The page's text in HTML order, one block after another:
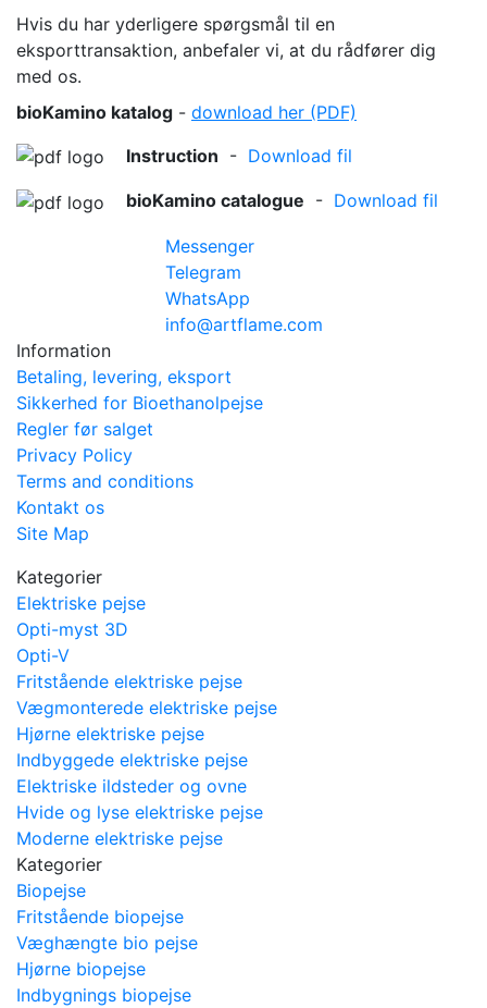
Hvis du har yderligere spørgsmål til en
eksporttransaktion, anbefaler vi, at du rådfører dig
med os.
bioKamino katalog - download her (PDF)
Instruction - Download fil
bioKamino catalogue - Download fil
Messenger
Telegram
WhatsApp
info@artflame.com
Information
Betaling, levering, eksport
Sikkerhed for Bioethanolpejse
Regler før salget
Privacy Policy
Terms and conditions
Kontakt os
Site Map
Kategorier
Elektriske pejse
Opti-myst 3D
Opti-V
Fritstående elektriske pejse
Vægmonterede elektriske pejse
Hjørne elektriske pejse
Indbyggede elektriske pejse
Elektriske ildsteder og ovne
Hvide og lyse elektriske pejse
Moderne elektriske pejse
Kategorier
Biopejse
Fritstående biopejse
Væghængte bio pejse
Hjørne biopejse
Indbygnings biopejse